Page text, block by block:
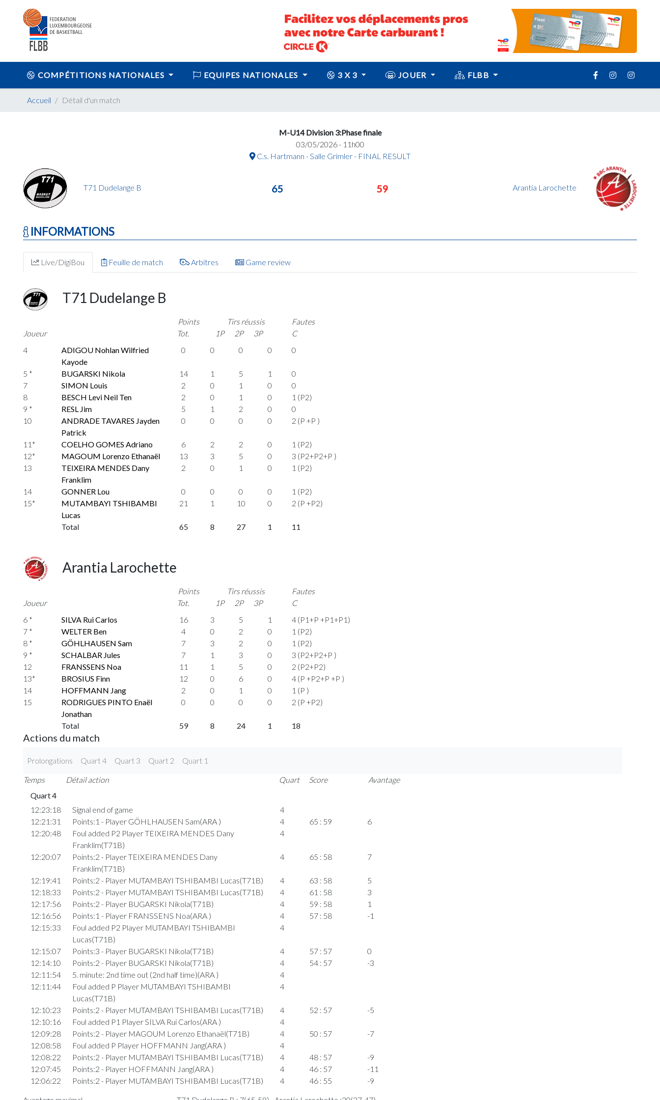
COMPÉTITIONS NATIONALES EQUIPES NATIONALES 3 X 3 JOUER FLBB
Accueil Détail d'un match
M-U14 Division 3:Phase finale
03/05/2026 - 11h00
C.s. Hartmann - Salle Grimler - FINAL RESULT
T71 Dudelange B 65 59 Arantia Larochette
INFORMATIONS
Live/DigiBou Feuille de match Arbitres Game review
T71 Dudelange B
Joueur
Points
Tot.
Tirs réussis
1P
2P 3P
Fautes
C
4
ADIGOU Nohlan Wilfried
Kayode
0 0 0 0 0
5 * BUGARSKI Nikola 14 1 5 1
0
7
SIMON Louis 2 0 1 0
0
8
BESCH Levi Neil Ten 2 0 1 0
1 (P2)
9 *
RESL Jim 5 1 2 0
0
10
ANDRADE TAVARES Jayden
Patrick
0 0 0 0 2 (P +P )
11* COELHO GOMES Adriano 6 2 2 0
1 (P2)
12*
MAGOUM Lorenzo Ethanaël 13 3 5 0
3 (P2+P2+P )
13
TEIXEIRA MENDES Dany
Franklim
2 0 1 0 1 (P2)
14 GONNER Lou 0 0 0 0
1 (P2)
15*
MUTAMBAYI TSHIBAMBI
Lucas
21 1 10 0 2 (P +P2)
Total 65 8 27 1 11
Arantia Larochette
Joueur
Points
Tot.
Tirs réussis
1P
2P 3P
Fautes
C
6 *
SILVA Rui Carlos 16 3 5 1
4 (P1+P +P1+P1)
7 *
WELTER Ben 4 0 2 0
1 (P2)
8 *
GÖHLHAUSEN Sam 7 3 2 0
1 (P2)
9 *
SCHALBAR Jules 7 1 3 0
3 (P2+P2+P )
12
FRANSSENS Noa 11 1 5 0
2 (P2+P2)
13*
BROSIUS Finn 12 0 6 0
4 (P +P2+P +P )
14
HOFFMANN Jang 2 0 1 0
1 (P )
15
RODRIGUES PINTO Enaël
Jonathan
0 0 0 0 2 (P +P2)
Total 59 8 24 1 18
Actions du match
Prolongations Quart 4 Quart 3 Quart 2 Quart 1
Temps Détail action Quart Score
Avantage
Quart 4
12:23:18
Signal end of game
4
12:21:31
Points:1 - Player GÖHLHAUSEN Sam(ARA ) 4 65 : 59
6
12:20:48
Foul added P2 Player TEIXEIRA MENDES Dany
Franklim(T71B)
4
12:20:07
Points:2 - Player TEIXEIRA MENDES Dany
Franklim(T71B)
4 65 : 58 7
12:19:41 Points:2 - Player MUTAMBAYI TSHIBAMBI Lucas(T71B) 4 63 : 58
5
12:18:33
Points:2 - Player MUTAMBAYI TSHIBAMBI Lucas(T71B) 4 61 : 58
3
12:17:56
Points:2 - Player BUGARSKI Nikola(T71B) 4 59 : 58
1
12:16:56
Points:1 - Player FRANSSENS Noa(ARA ) 4 57 : 58
-1
12:15:33
Foul added P2 Player MUTAMBAYI TSHIBAMBI
Lucas(T71B)
4
12:15:07 Points:3 - Player BUGARSKI Nikola(T71B) 4 57 : 57
0
12:14:10
Points:2 - Player BUGARSKI Nikola(T71B) 4 54 : 57
-3
12:11:54
5. minute: 2nd time out (2nd half time)(ARA )
4
12:11:44
Foul added P Player MUTAMBAYI TSHIBAMBI
Lucas(T71B)
4
12:10:23 Points:2 - Player MUTAMBAYI TSHIBAMBI Lucas(T71B) 4 52 : 57
-5
12:10:16
Foul added P1 Player SILVA Rui Carlos(ARA )
4
12:09:28
Points:2 - Player MAGOUM Lorenzo Ethanaël(T71B) 4 50 : 57
-7
12:08:58
Foul added P Player HOFFMANN Jang(ARA )
4
12:08:22
Points:2 - Player MUTAMBAYI TSHIBAMBI Lucas(T71B) 4 48 : 57
-9
12:07:45
Points:2 - Player HOFFMANN Jang(ARA ) 4 46 : 57
-11
12:06:22
Points:2 - Player MUTAMBAYI TSHIBAMBI Lucas(T71B) 4 46 : 55
-9